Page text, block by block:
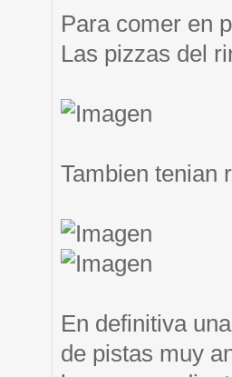
Para comer en
Las pizzas del
Tambien tenian
En definitiva
de pistas muy